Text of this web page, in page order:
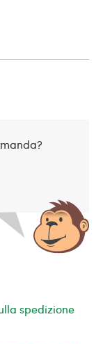
spedizione